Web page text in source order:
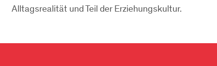
Alltagsrealität und Teil der Erziehungskultur.